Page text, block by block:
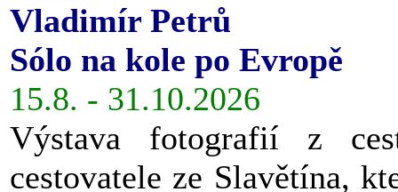
Vladimír Petrů
Sólo na kole po Evropě
15.8. - 31.10.2026
Výstava fotografií z
cestovatele ze Slavětína,